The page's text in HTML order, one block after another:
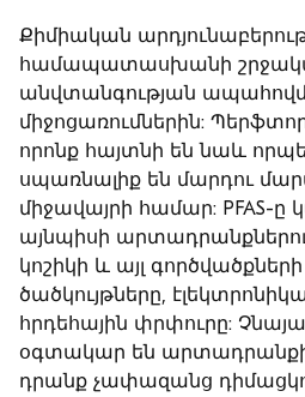
Քիմիական
համապատասխանի
անվտանգության
միջոցառումներին:
որոնք հայտնի են նաև
սպառնալիք են մարդու
միջավայրի համար: PFAS-ը
այնպիսի
կոշիկի և այլ
ծածկույթները,
հրդեհային փրփուրը:
օգտակար են
դրանք չափազանց